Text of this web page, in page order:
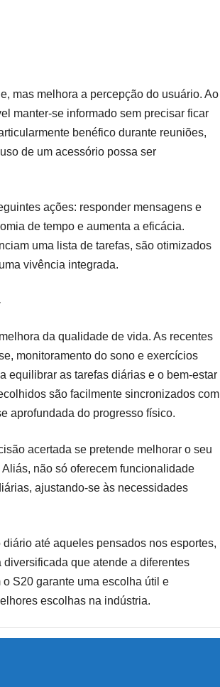
mas melhora a percepção do usuário. Ao
manter-se informado sem precisar ficar
benéfico durante reuniões,
de um acessório possa ser
ações: responder mensagens e
de tempo e aumenta a eficácia.
uma lista de tarefas, são otimizados
vivência integrada.
da qualidade de vida. As recentes
monitoramento do sono e exercícios
equilibrar as tarefas diárias e o bem-estar
são facilmente sincronizados com
aprofundada do progresso físico.
acertada se pretende melhorar o seu
não só oferecem funcionalidade
ajustando-se às necessidades
até aqueles pensados nos esportes,
que atende a diferentes
S20 garante uma escolha útil e
escolhas na indústria.